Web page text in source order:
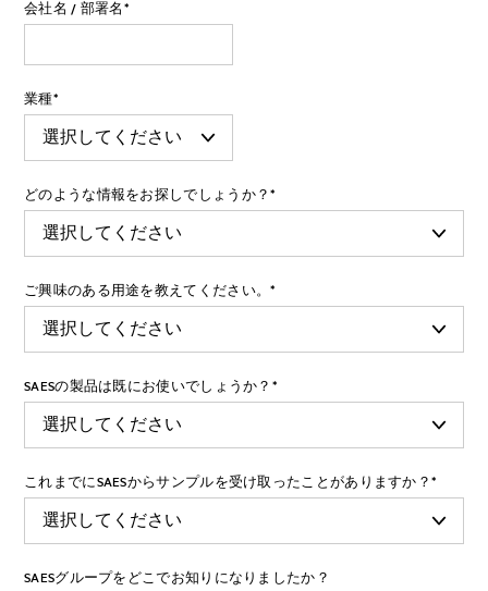
会社名 / 部署名 *
業種*
どのような情報をお探しでしょうか？*
ご興味のある用途を教えてください。*
SAESの製品は既にお使いでしょうか？ *
これまでにSAESからサンプルを受け取ったことがありますか？ *
SAESグループをどこでお知りになりましたか？